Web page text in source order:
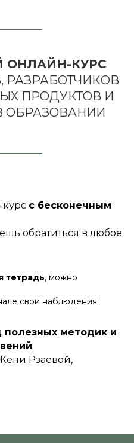
КУРС
РАЗРАБОТЧИКОВ
ПРОДУКТОВ И
ОБРАЗОВАНИИ
с бесконечным
обратиться в любое
тетрадь, можно
свои наблюдения
полезных методик и
Рзаевой,